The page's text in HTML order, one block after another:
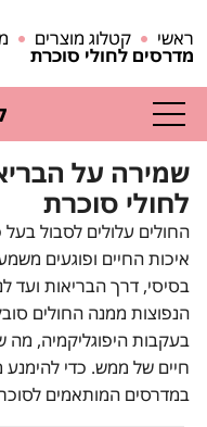
ראשי קטלוג מוצרים
מדרסים לחולי סוכרת
שמירה על
לחולי סוכרת
החולים עלולים לסבול
איכות החיים ופוגעים
בסיסי, דרך הבריאות ועד
הנפוצות ממנה החולים
בעקבות היפוגליקמיה, מה
חיים של ממש. כדי
במדרסים המותאמים